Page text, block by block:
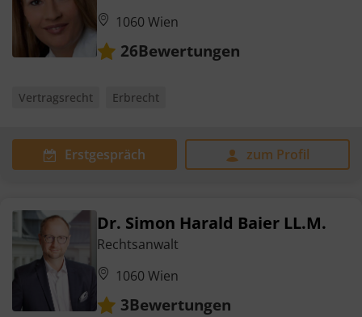
1060 Wien
26Bewertungen
Vertragsrecht Erbrecht
Erstgespräch zum Profil
Dr. Simon Harald Baier LL.M.
Rechtsanwalt
1060 Wien
3Bewertungen